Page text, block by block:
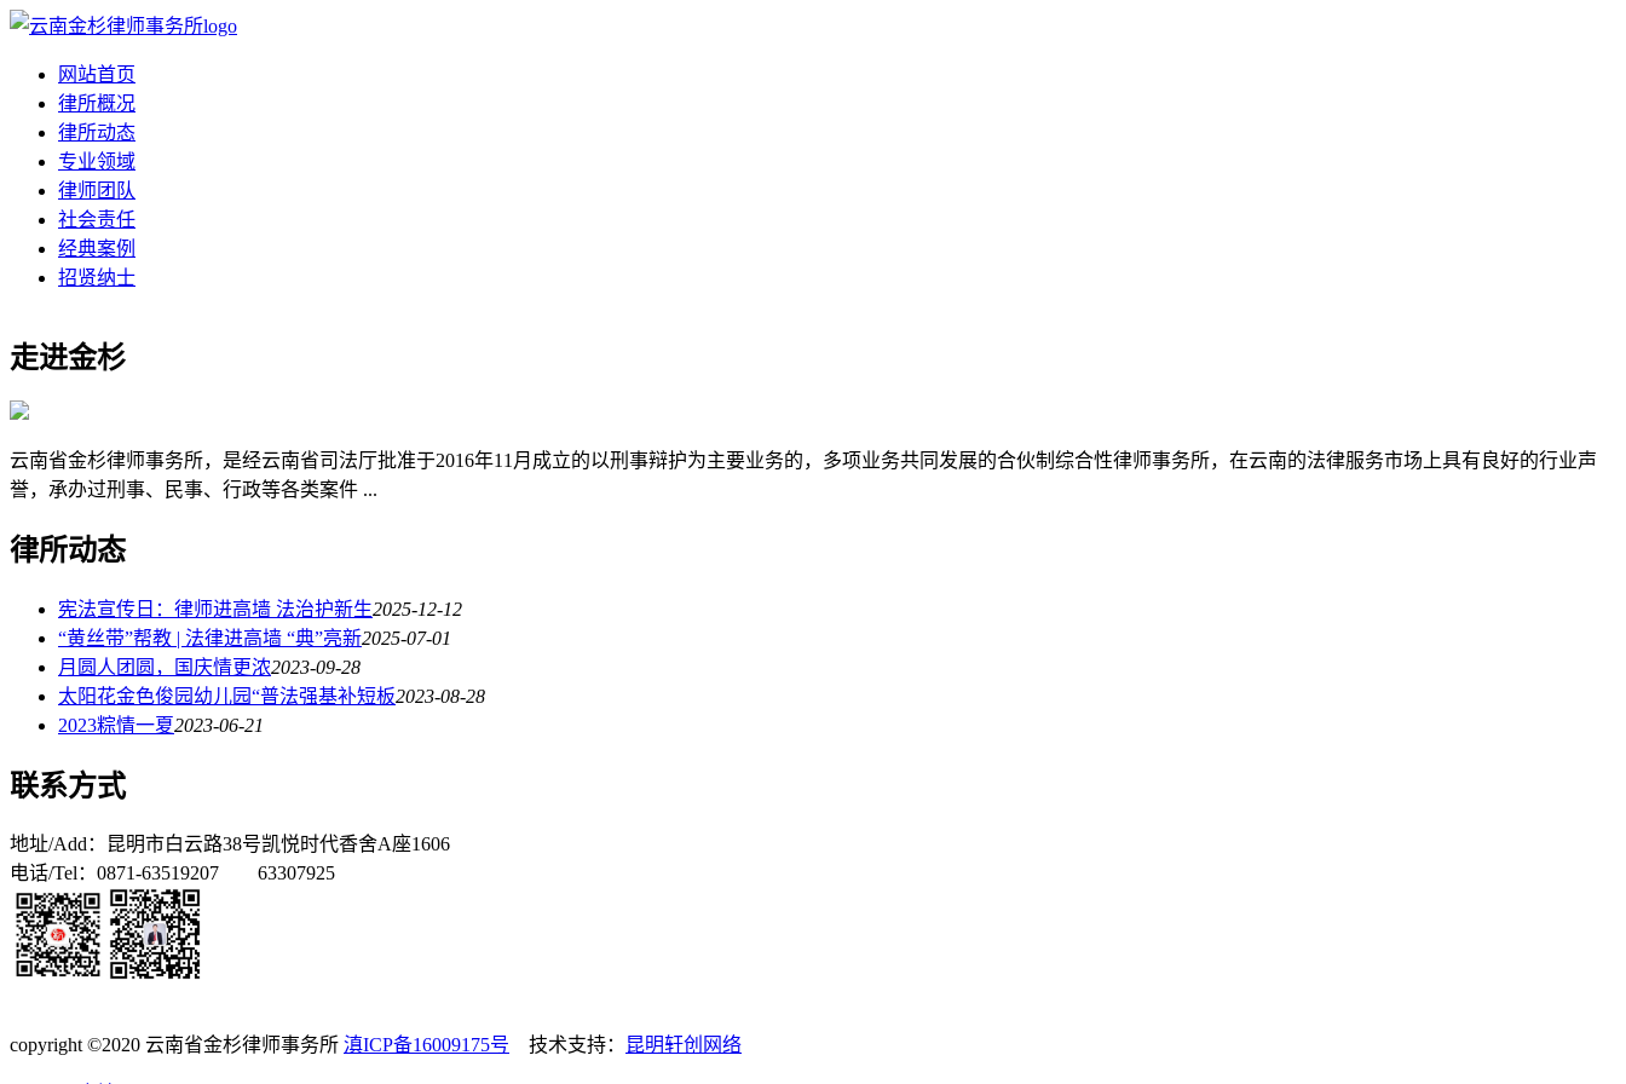
网站首页
律所概况
律所动态
专业领域
律师团队
社会责任
经典案例
招贤纳士
走进金杉
云南省金杉律师事务所，是经云南省司法厅批准于2016年11月成立的以刑事辩护为主要业务的，多项业务共同发展的合伙制综合性律师事务所，在云南的法律服务市场上具有良好的行业声
誉，承办过刑事、民事、行政等各类案件 ...
律所动态
宪法宣传日：律师进高墙 法治护新生‌2025-12-12
“黄丝带”帮教 | 法律进高墙 “典”亮新2025-07-01
月圆人团圆，国庆情更浓2023-09-28
太阳花金色俊园幼儿园“普法强基补短板2023-08-28
2023粽情一夏2023-06-21
联系方式
地址/Add：昆明市白云路38号凯悦时代香舍A座1606
电话/Tel：0871-63519207 63307925
copyright ©2020 云南省金杉律师事务所 滇ICP备16009175号 技术支持： 昆明轩创网络